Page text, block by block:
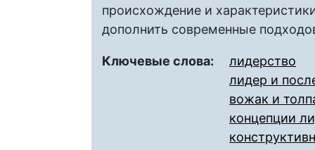
происхождение и
дополнить современные
Ключевые слова:
лидерство
лидер и
вожак и
концепции